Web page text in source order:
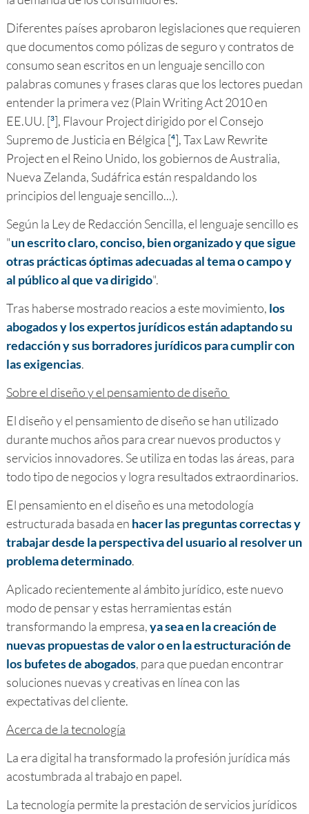
Diferentes países aprobaron legislaciones que requieren
que documentos como pólizas de seguro y contratos de
consumo sean escritos en un lenguaje sencillo con
palabras comunes y frases claras que los lectores puedan
entender la primera vez (Plain Writing Act 2010 en
EE.UU. [3], Flavour Project dirigido por el Consejo
Supremo de Justicia en Bélgica [4], Tax Law Rewrite
Project en el Reino Unido, los gobiernos de Australia,
Nueva Zelanda, Sudáfrica están respaldando los
principios del lenguaje sencillo...).
Según la Ley de Redacción Sencilla, el lenguaje sencillo es
"un escrito claro, conciso, bien organizado y que sigue
otras prácticas óptimas adecuadas al tema o campo y
al público al que va dirigido".
Tras haberse mostrado reacios a este movimiento, los
abogados y los expertos jurídicos están adaptando su
redacción y sus borradores jurídicos para cumplir con
las exigencias.
Sobre el diseño y el pensamiento de diseño
El diseño y el pensamiento de diseño se han utilizado
durante muchos años para crear nuevos productos y
servicios innovadores. Se utiliza en todas las áreas, para
todo tipo de negocios y logra resultados extraordinarios.
El pensamiento en el diseño es una metodología
estructurada basada en hacer las preguntas correctas y
trabajar desde la perspectiva del usuario al resolver un
problema determinado.
Aplicado recientemente al ámbito jurídico, este nuevo
modo de pensar y estas herramientas están
transformando la empresa,ya sea en la creación de
nuevas propuestas de valor o en la estructuración de
los bufetes de abogados, para que puedan encontrar
soluciones nuevas y creativas en línea con las
expectativas del cliente.
Acerca de la tecnología
La era digital ha transformado la profesión jurídica más
acostumbrada al trabajo en papel.
La tecnología permite la prestación de servicios jurídicos